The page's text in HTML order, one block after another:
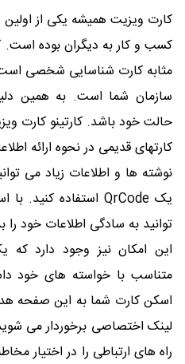
کارت ویزیت همیشه یکی از اولین
کسب و کار به دیگران بوده
مثابه کارت شناسایی شخصی
سازمان شما است. به همین
حالت خود باشد. کارتینو کارت
کارتهای قدیمی در نحوه ارائه
نوشته ها و اطلاعات زیاد می
توانید به سادگی اطلاعات خود را
این امکان نیز وجود دارد
متناسب با خواسته های خود
اسکن کارت شما به این صفحه
لینک اختصاصی برخوردار می
راه های ارتباطی را در اختیار